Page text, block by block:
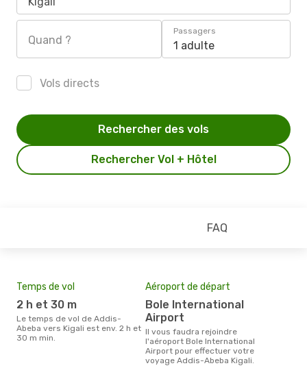
Quand ?
Passagers
1 adulte
Vols directs
Rechercher Vol + Hôtel
Rechercher des vols
FAQ
Temps de vol
2 h et 30 m
Le temps de vol de Addis-
Abeba vers Kigali est env. 2 h et
30 m min.
Aéroport de départ
Bole International
Airport
Il vous faudra rejoindre
l'aéroport Bole International
Airport pour effectuer votre
voyage Addis-Abeba Kigali.